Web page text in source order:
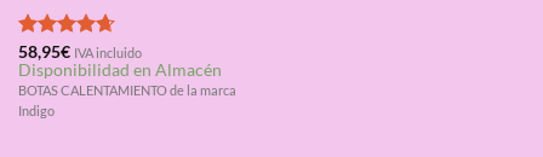
Valorado
con4.67
de 5
58,95€ IVA incluido
Disponibilidad en Almacén
BOTAS CALENTAMIENTO de la marca
Indigo